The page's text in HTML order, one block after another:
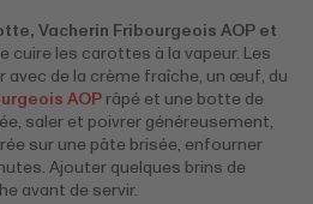
Vacherin Fribourgeois AOP et
cuire les carottes à la vapeur. Les
avec de la crème fraîche, un œuf, du
AOP râpé et une botte de
saler et poivrer généreusement,
sur une pâte brisée, enfourner
Ajouter quelques brins de
avant de servir.